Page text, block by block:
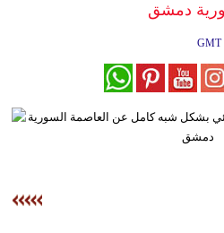
سياحة
ديكور
دمشق‏
GMT